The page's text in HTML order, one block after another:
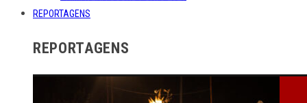
REPORTAGENS
REPORTAGENS